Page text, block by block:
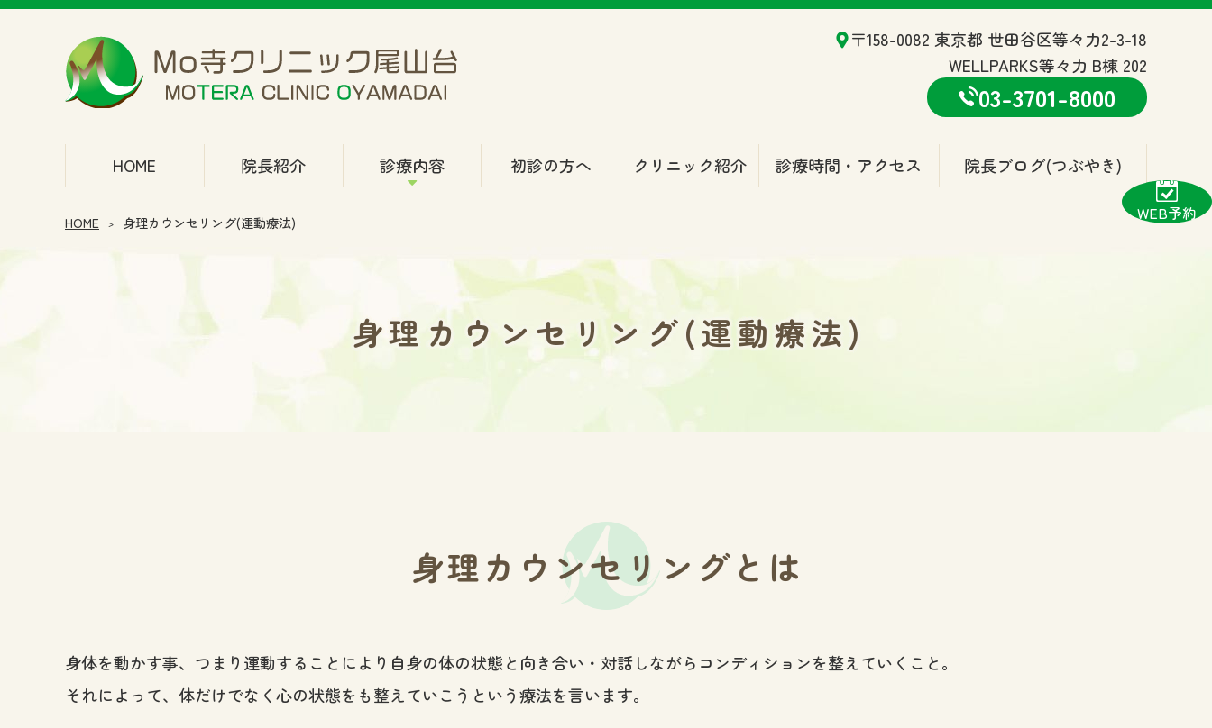
Mo寺クリニック尾山台
〒158-0082 東京都 世田谷区等々力2-3-18
WELLPARKS等々力 B棟 202
03-3701-8000
HOME 院長紹介 診療内容 初診の方へ クリニック紹介 診療時間・アクセス 院長ブログ(つぶやき)
WEB予約
HOME 身理カウンセリング(運動療法)
身理カウンセリング(運動療法)
身理カウンセリングとは
身体を動かす事、つまり運動することにより自身の体の状態と向き合い・対話しながらコンディションを整えていくこと。
それによって、体だけでなく心の状態をも整えていこうという療法を言います。